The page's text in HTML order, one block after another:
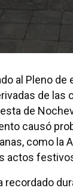
al Pleno
de
de
causó
como la
actos
recordado